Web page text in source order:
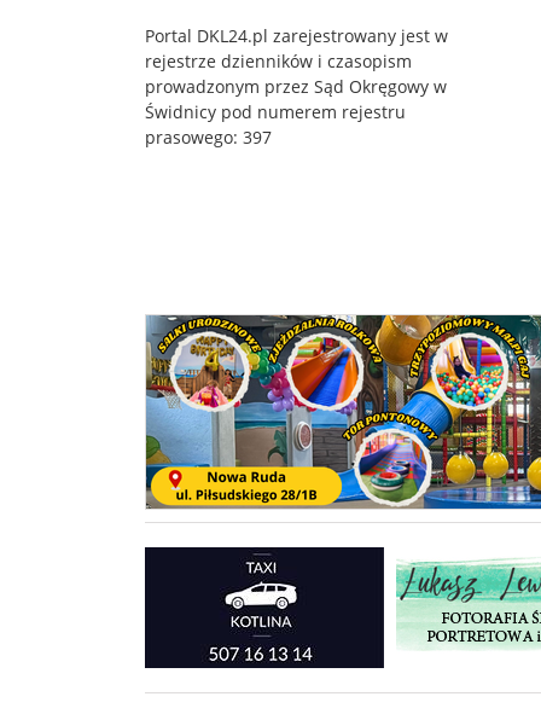
Portal DKL24.pl zarejestrowany jest w
rejestrze dzienników i czasopism
prowadzonym przez Sąd Okręgowy w
Świdnicy pod numerem rejestru
prasowego: 397